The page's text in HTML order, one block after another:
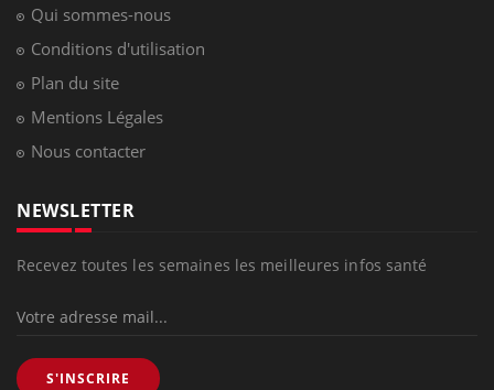
Qui sommes-nous
Conditions d'utilisation
Plan du site
Mentions Légales
Nous contacter
NEWSLETTER
Recevez toutes les semaines les meilleures infos santé
S'INSCRIRE